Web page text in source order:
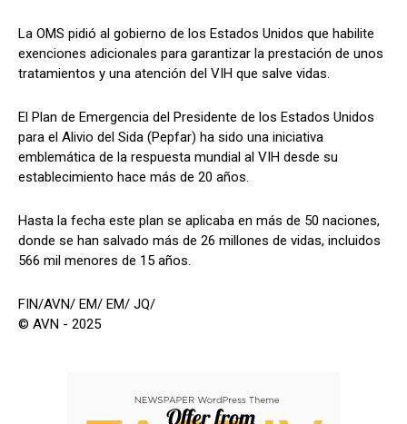
La OMS pidió al gobierno de los Estados Unidos que habilite
exenciones adicionales para garantizar la prestación de unos
tratamientos y una atención del VIH que salve vidas.
El Plan de Emergencia del Presidente de los Estados Unidos
para el Alivio del Sida (Pepfar) ha sido una iniciativa
emblemática de la respuesta mundial al VIH desde su
establecimiento hace más de 20 años.
Hasta la fecha este plan se aplicaba en más de 50 naciones,
donde se han salvado más de 26 millones de vidas, incluidos
566 mil menores de 15 años.
FIN/AVN/ EM/ EM/ JQ/
© AVN - 2025